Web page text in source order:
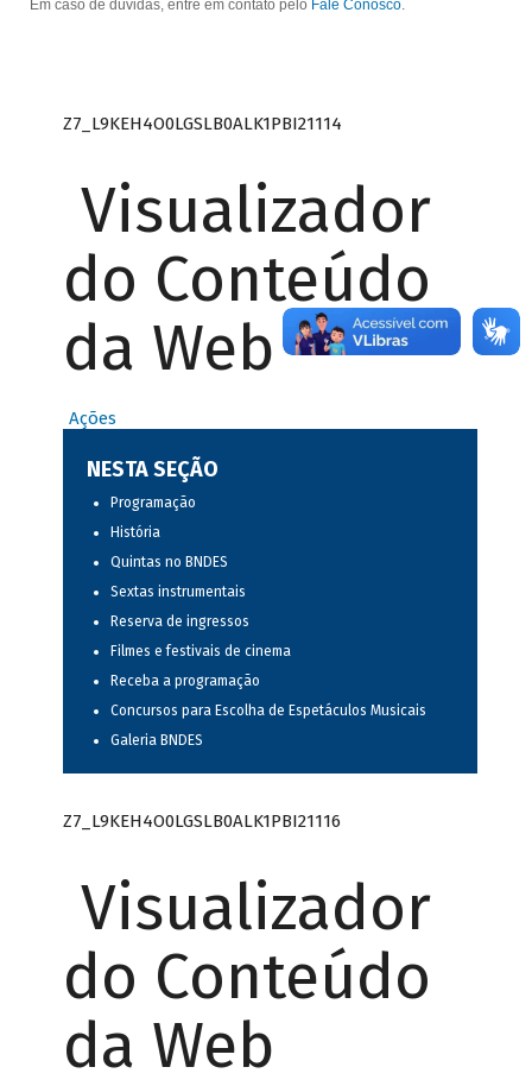
Em caso de dúvidas, entre em contato pelo Fale Conosco.
Z7_L9KEH4O0LGSLB0ALK1PBI21114
Visualizador
do Conteúdo
da Web
Ações
NESTA SEÇÃO
Programação
História
Quintas no BNDES
Sextas instrumentais
Reserva de ingressos
Filmes e festivais de cinema
Receba a programação
Concursos para Escolha de Espetáculos Musicais
Galeria BNDES
Z7_L9KEH4O0LGSLB0ALK1PBI21116
Visualizador
do Conteúdo
da Web